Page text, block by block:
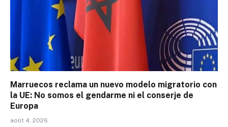
Marruecos reclama un nuevo modelo migratorio con
la UE: No somos el gendarme ni el conserje de
Europa
août 4, 2026